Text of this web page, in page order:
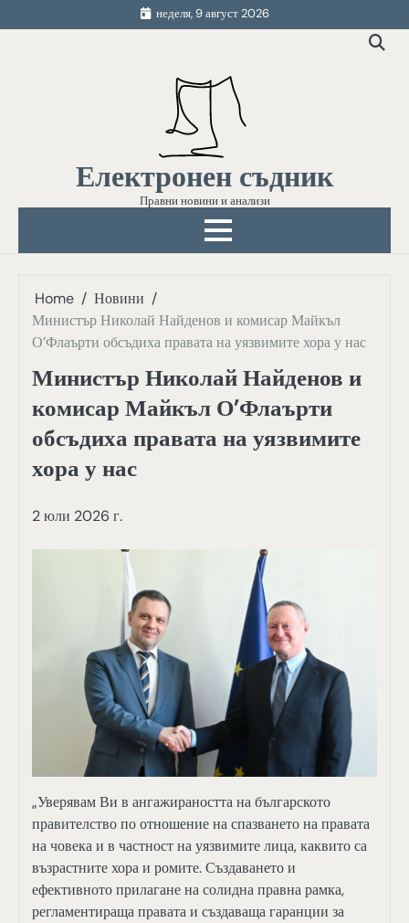
to
неделя, 9 август 2026
Електронен съдник
Правни новини и анализи
Home
Новини
Министър Николай Найденов и комисар Майкъл
О’Флаърти обсъдиха правата на уязвимите хора у нас
Министър Николай Найденов и
комисар Майкъл О’Флаърти
обсъдиха правата на уязвимите
хора у нас
2 юли 2026 г.
„Уверявам Ви в ангажираността на българското
правителство по отношение на спазването на правата
на човека и в частност на уязвимите лица, каквито са
възрастните хора и ромите. Създаването и
ефективното прилагане на солидна правна рамка,
регламентираща правата и създаваща гаранции за